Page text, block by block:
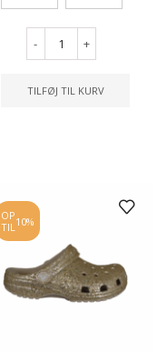
- +
TILFØJ TIL KURV
OP
TIL10%